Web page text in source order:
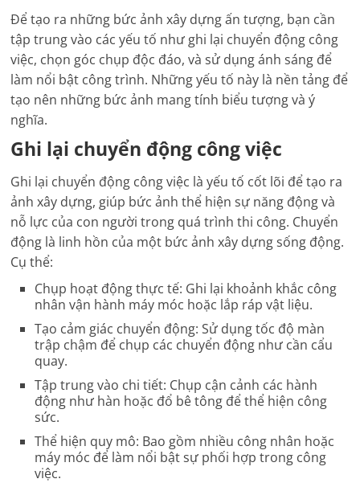
Để tạo ra những bức ảnh xây dựng ấn tượng, bạn cần
tập trung vào các yếu tố như ghi lại chuyển động công
việc, chọn góc chụp độc đáo, và sử dụng ánh sáng để
làm nổi bật công trình. Những yếu tố này là nền tảng để
tạo nên những bức ảnh mang tính biểu tượng và ý
nghĩa.
Ghi lại chuyển động công việc
Ghi lại chuyển động công việc là yếu tố cốt lõi để tạo ra
ảnh xây dựng, giúp bức ảnh thể hiện sự năng động và
nỗ lực của con người trong quá trình thi công. Chuyển
động là linh hồn của một bức ảnh xây dựng sống động.
Cụ thể:
Chụp hoạt động thực tế: Ghi lại khoảnh khắc công
nhân vận hành máy móc hoặc lắp ráp vật liệu.
Tạo cảm giác chuyển động: Sử dụng tốc độ màn
trập chậm để chụp các chuyển động như cần cẩu
quay.
Tập trung vào chi tiết: Chụp cận cảnh các hành
động như hàn hoặc đổ bê tông để thể hiện công
sức.
Thể hiện quy mô: Bao gồm nhiều công nhân hoặc
máy móc để làm nổi bật sự phối hợp trong công
việc.